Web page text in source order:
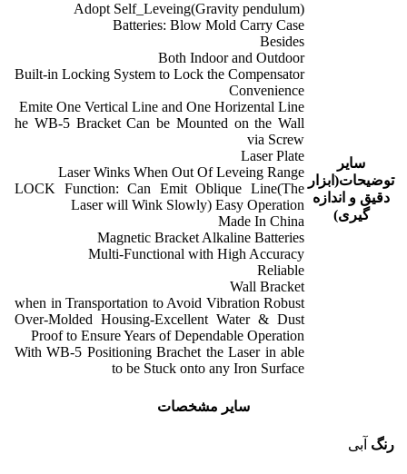
سایر
توضیحات(ابزار
دقیق و اندازه
گیری)
Adopt Self_Leveing(Gravity pendulum)
Batteries: Blow Mold Carry Case
Besides
Both Indoor and Outdoor
Built-in Locking System to Lock the Compensator
Convenience
Emite One Vertical Line and One Horizental Line
he WB-5 Bracket Can be Mounted on the Wall
via Screw
Laser Plate
Laser Winks When Out Of Leveing Range
LOCK Function: Can Emit Oblique Line(The
Laser will Wink Slowly) Easy Operation
Made In China
Magnetic Bracket Alkaline Batteries
Multi-Functional with High Accuracy
Reliable
Wall Bracket
when in Transportation to Avoid Vibration Robust
Over-Molded Housing-Excellent Water & Dust
Proof to Ensure Years of Dependable Operation
With WB-5 Positioning Brachet the Laser in able
to be Stuck onto any Iron Surface
سایر مشخصات
رنگ آبی